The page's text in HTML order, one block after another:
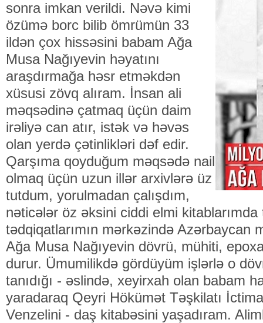
sonra imkan verildi. Nəvə kimi
özümə borc bilib ömrümün 33
ildən çox hissəsini babam Ağa
Musa Nağıyevin həyatını
araşdırmağa həsr etməkdən
xüsusi zövq alıram. İnsan ali
məqsədinə çatmaq üçün daim
irəliyə can atır, istək və həvəs
olan yerdə çətinlikləri dəf edir.
Qarşıma qoyduğum məqsədə nail
olmaq üçün uzun illər arxivlərə üz
tutdum, yorulmadan çalışdım,
nəticələr öz əksini ciddi elmi kitablarımda
tədqiqatlarımın mərkəzində Azərbaycan
Ağa Musa Nağıyevin dövrü, mühiti,
durur. Ümumilikdə gördüyüm işlərlə o
tanıdığı - əslində, xeyirxah olan babam
yaradaraq Qeyri Hökümət Təşkilatı
Venzelini - daş kitabəsini yaşadıram.